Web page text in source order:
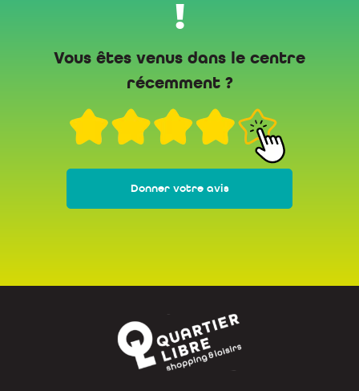
!
Vous êtes venus dans le centre
récemment ?
Donner votre avis